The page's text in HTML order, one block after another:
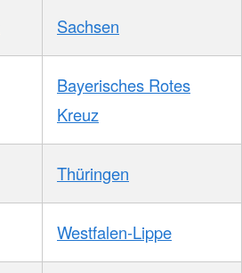
Sachsen
Bayerisches Rotes
Kreuz
Thüringen
Westfalen-Lippe